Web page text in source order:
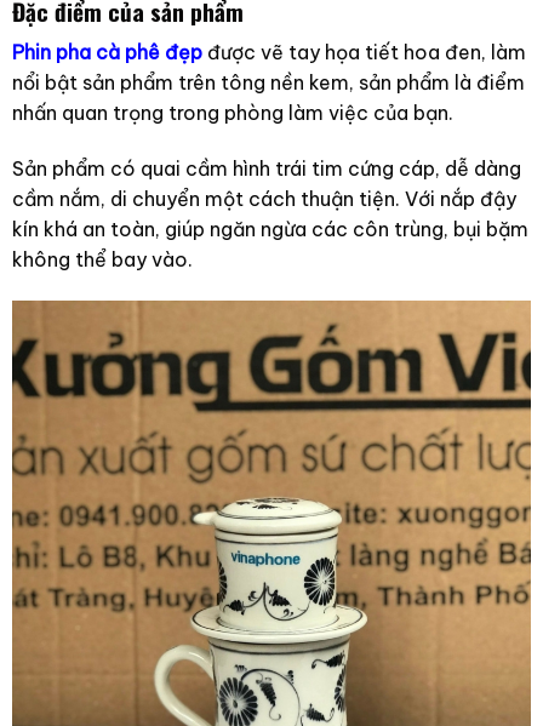
Đặc điểm của sản phẩm
Phin pha cà phê đẹp được vẽ tay họa tiết hoa đen, làm
nổi bật sản phẩm trên tông nền kem, sản phẩm là điểm
nhấn quan trọng trong phòng làm việc của bạn.
Sản phẩm có quai cầm hình trái tim cứng cáp, dễ dàng
cầm nắm, di chuyển một cách thuận tiện. Với nắp đậy
kín khá an toàn, giúp ngăn ngừa các côn trùng, bụi bặm
không thể bay vào.